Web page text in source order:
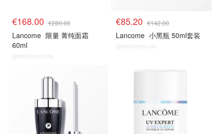
€168.00 €280.00
Lancome 限量 菁纯面霜
60ml
@dealmoon.de
€85.20 €142.00
Lancome 小黑瓶 50ml套装
@dealmoon.de